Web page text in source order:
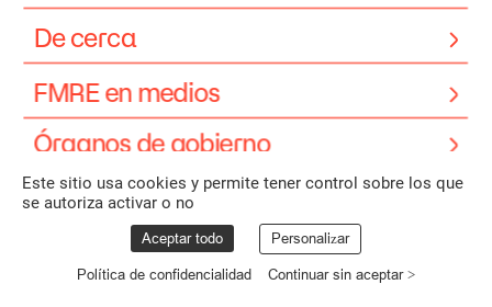
De cerca
FMRE en medios
Órganosde gobierno
Este sitio usa cookies y permite tener control sobre los que
se autoriza activar o no
Aceptar todo Personalizar
Política de confidencialidad Continuar sin aceptar >